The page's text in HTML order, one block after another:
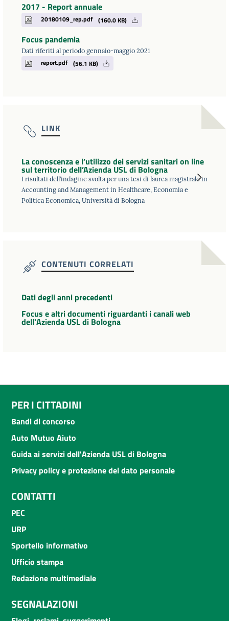
2017 - Report annuale
20180109_rep.pdf (160.0 KB)
Focus pandemia
Dati riferiti al periodo gennaio-maggio 2021
report.pdf (56.1 KB)
LINK
La conoscenza e l’utilizzo dei servizi sanitari on line
sul territorio dell’Azienda USL di Bologna
I risultati dell’indagine svolta per una tesi di laurea magistrale in
Accounting and Management in Healthcare, Economia e
Politica Economica, Università di Bologna
CONTENUTI CORRELATI
Dati degli anni precedenti
Focus e altri documenti riguardanti i canali web
dell'Azienda USL di Bologna
PER I CITTADINI
Bandi di concorso
Auto Mutuo Aiuto
Guida ai servizi dell'Azienda USL di Bologna
Privacy policy e protezione del dato personale
CONTATTI
PEC
URP
Sportello informativo
Ufficio stampa
Redazione multimediale
SEGNALAZIONI